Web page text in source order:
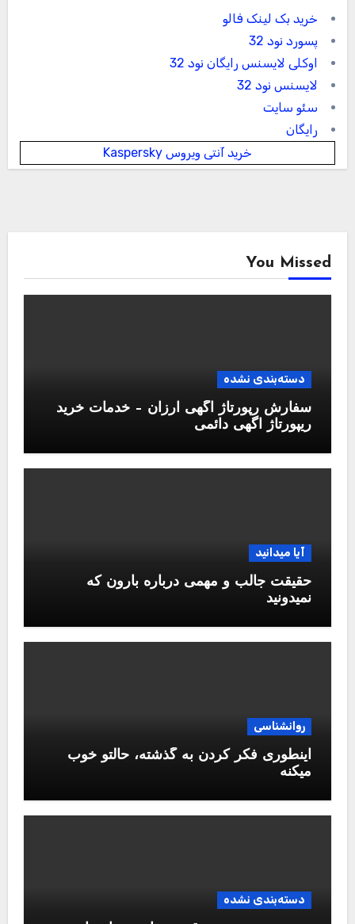
خرید بک لینک فالو
پسورد نود 32
اوکلی لایسنس رایگان نود 32
لایسنس نود 32
سئو سایت
رایگان
خرید آنتی ویروس Kaspersky
You Missed
دسته‌بندی نشده
سفارش رپورتاژ آگهی ارزان – خدمات خرید
ریپورتاژ اگهی دائمی
آیا میدانید
حقیقت جالب و مهمی درباره بارون که
نمیدونید
روانشناسی
اینطوری فکر کردن به گذشته، حالتو خوب
میکنه
دسته‌بندی نشده